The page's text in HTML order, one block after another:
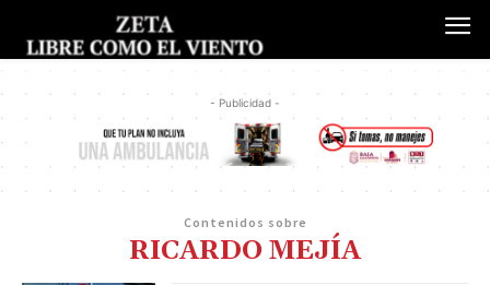
- Publicidad -
Contenidos sobre
RICARDO MEJÍA